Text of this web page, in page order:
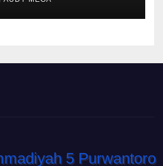
Ajang Sinergi
Minisoccer 2